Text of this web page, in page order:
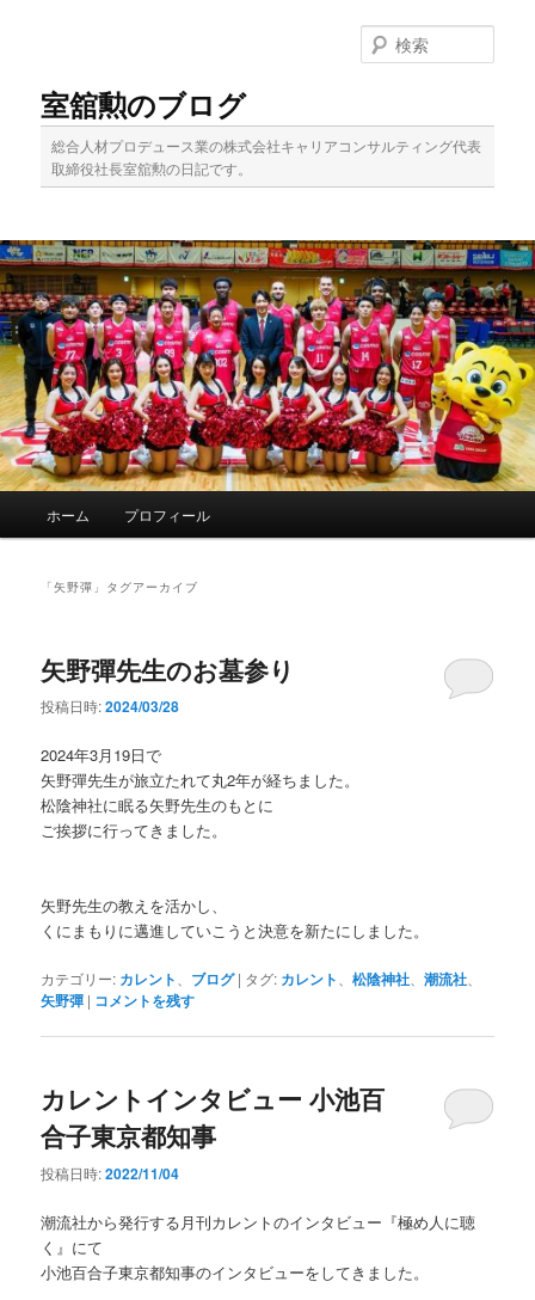
移
動
動
室舘勲のブログ
総合人材プロデュース業の株式会社キャリアコンサルティング代表
取締役社長室舘勲の日記です。
索
ホーム プロフィール
「矢野彈 」タグアーカイブ
矢野彈先生のお墓参り
投稿日時:2024/03/28
2024年3月19日で
矢野彈先生が旅立たれて丸2年が経ちました。
松陰神社に眠る矢野先生のもとに
ご挨拶に行ってきました。
矢野先生の教えを活かし、
くにまもりに邁進していこうと決意を新たにしました。
カテゴリー: カレント ブログ | タグ: カレント 、松陰神社 、潮流社
矢野彈 | コメントを残す
カレントインタビュー 小池百
合子東京都知事
投稿日時:2022/11/04
潮流社から発行する月刊カレントのインタビュー『極め人に聴
く』にて
小池百合子東京都知事のインタビューをしてきました。